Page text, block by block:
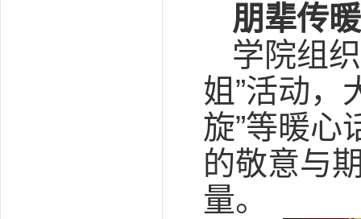
朋辈传
学院组
姐”活动，
旋”等暖心
的敬意与
量。